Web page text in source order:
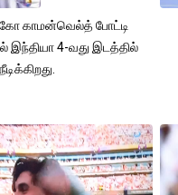
காமன்வெல்த் போட்டி
இந்தியா 4-வது இடத்தில்
நீடிக்கிறது.